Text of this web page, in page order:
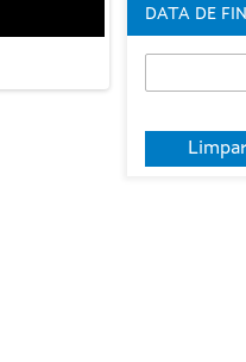
DATA DE FIN
de